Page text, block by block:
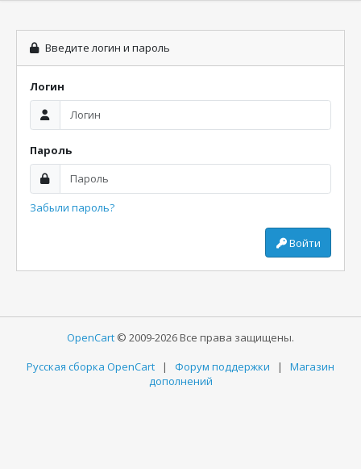
Введите логин и пароль
Логин
Пароль
Забыли пароль?
Войти
OpenCart © 2009-2026 Все права защищены.
Русская сборка OpenCart | Форум поддержки | Магазин
дополнений